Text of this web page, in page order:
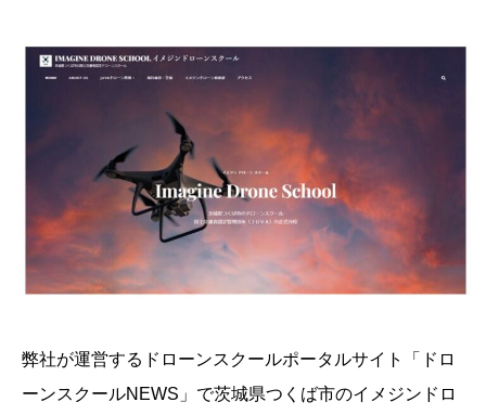
弊社が運営するドローンスクールポータルサイト「ドロ
ーンスクールNEWS」で茨城県つくば市のイメジンドロ